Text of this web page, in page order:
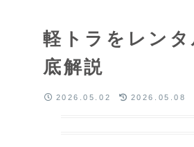
軽トラをレン
底解説
2026.05.02 2026.05.08